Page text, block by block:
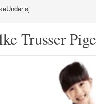
Trusser Pige